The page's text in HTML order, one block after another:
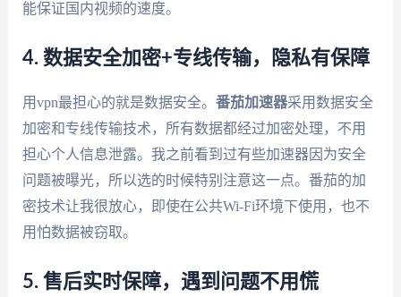
能保证国内视频的速度。
4. 数据安全加密+专线传输，隐私有保障
用vpn最担心的就是数据安全。 番茄加速器采用数据安全
加密和专线传输技术，所有数据都经过加密处理，不用
担心个人信息泄露。我之前看到过有些加速器因为安全
问题被曝光，所以选的时候特别注意这一点。番茄的加
密技术让我很放心，即使在公共Wi-Fi环境下使用，也不
用怕数据被窃取。
5. 售后实时保障，遇到问题不用慌